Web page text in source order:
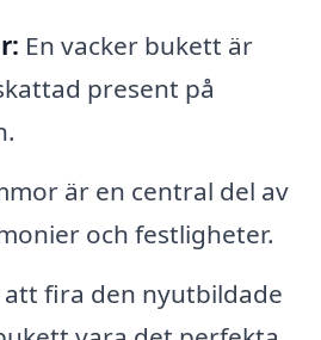
En vacker bukett är
present på
är en central del av
och festligheter.
att fira den nyutbildade